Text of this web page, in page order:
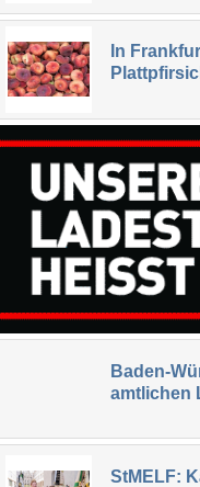
In
Baden-
amtlichen
StMELF: